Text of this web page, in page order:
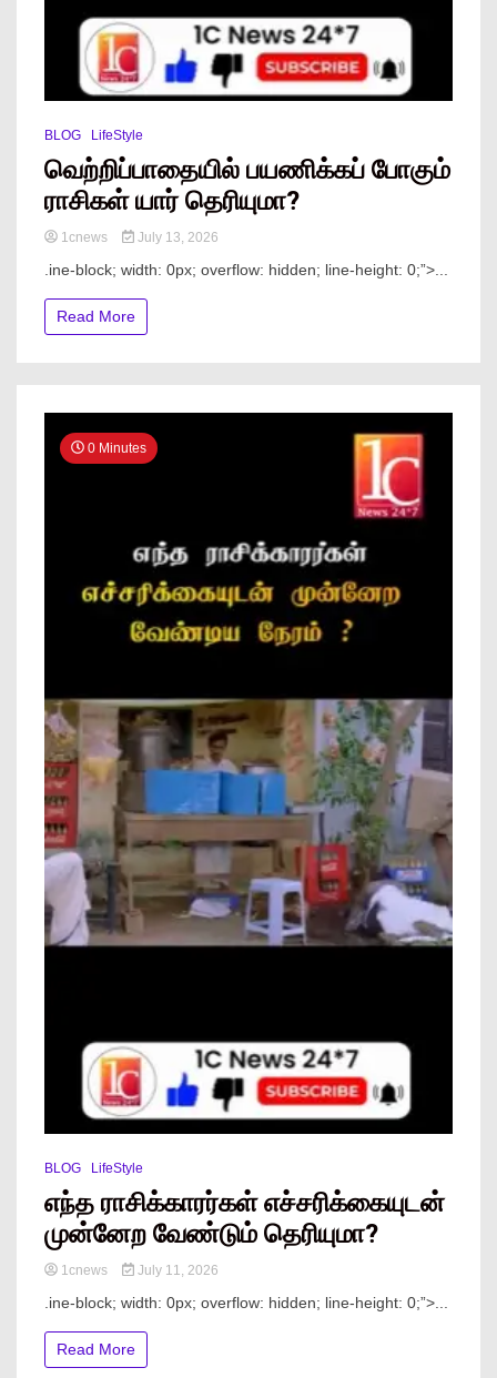
BLOG LifeStyle
வெற்றிப்பாதையில் பயணிக்கப் போகும்
ராசிகள் யார் தெரியுமா?
1cnews July 13, 2026
.ine-block; width: 0px; overflow: hidden; line-height: 0;”> ...
Read More
0 Minutes
BLOG LifeStyle
எந்த ராசிக்காரர்கள் எச்சரிக்கையுடன்
முன்னேற வேண்டும் தெரியுமா?
1cnews July 11, 2026
.ine-block; width: 0px; overflow: hidden; line-height: 0;”> ...
Read More